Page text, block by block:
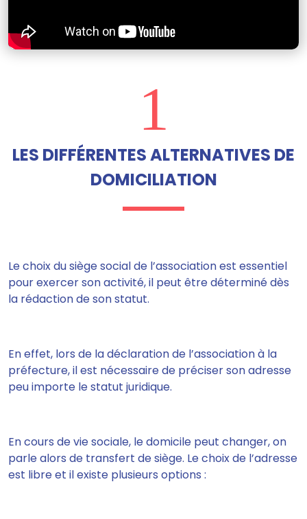
1
LES DIFFÉRENTES ALTERNATIVES DE
DOMICILIATION
Le choix du siège social de l’association est essentiel
pour exercer son activité, il peut être déterminé dès
la rédaction de son statut.
En effet, lors de la déclaration de l’association à la
préfecture, il est nécessaire de préciser son adresse
peu importe le statut juridique.
En cours de vie sociale, le domicile peut changer, on
parle alors de transfert de siège. Le choix de l’adresse
est libre et il existe plusieurs options :